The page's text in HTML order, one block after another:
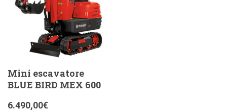
Mini escavatore
BLUE BIRD MEX 600
6.490,00€